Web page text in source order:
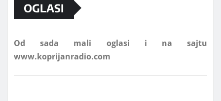
OGLASI
Od sada mali oglasi i na sajtu